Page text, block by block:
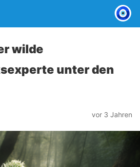
wilde
unter den
vor 3 Jahren